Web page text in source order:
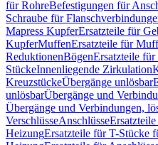
für RohreBefestigungen für
Schraube für
Mapress KupferErsatzteile für
KupferMuffenErsatzteile für
ReduktionenBögenErsatzteile für
StückeInnenliegende Zirkulation
KreuzstückeÜbergänge unlösbar
unlösbarÜbergänge und
Übergänge und Verbindungen,
VerschlüsseAnschlüsse
HeizungErsatzteile für T-Stücke